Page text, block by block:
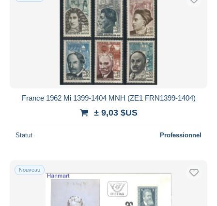
France 1962 Mi 1399-1404 MNH (ZE1 FRN1399-1404)
± 9,03 $US
Statut Professionnel
Nouveau